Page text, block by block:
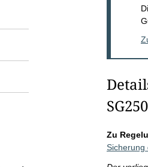
Zu
Sicherung